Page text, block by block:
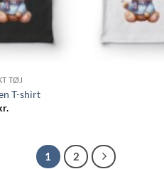
TØJ
T-shirt
1 2